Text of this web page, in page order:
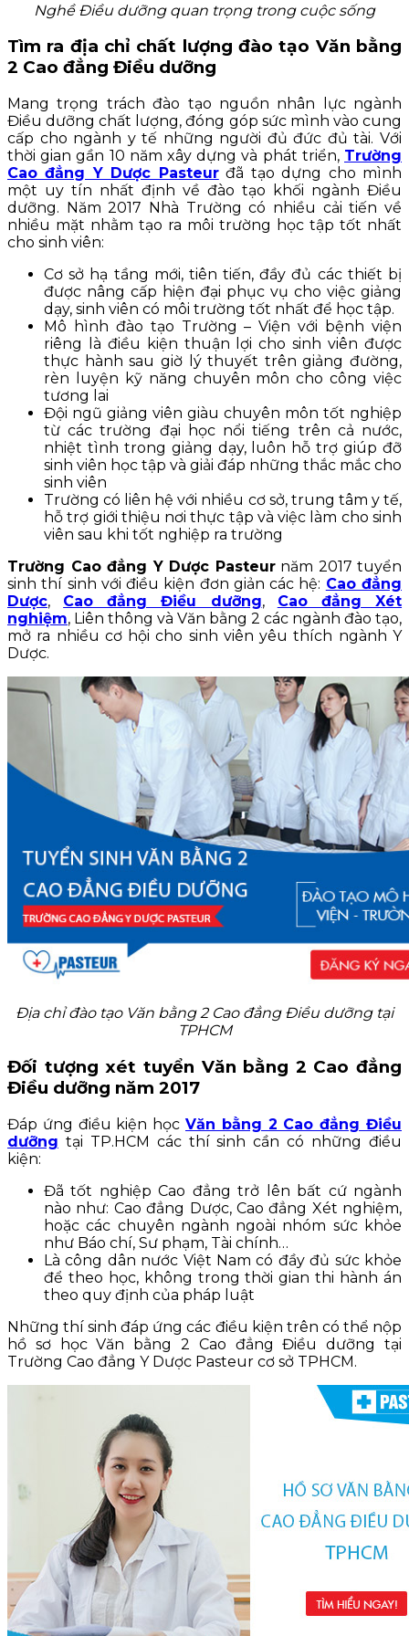
Nghề Điều dưỡng quan trọng trong cuộc sống
Tìm ra địa chỉ chất lượng đào tạo Văn bằng
2 Cao đẳng Điều dưỡng
Mang trọng trách đào tạo nguồn nhân lực ngành
Điều dưỡng chất lượng, đóng góp sức mình vào cung
cấp cho ngành y tế những người đủ đức đủ tài. Với
thời gian gần 10 năm xây dựng và phát triển, Trường
Cao đẳng Y Dược Pasteurđã tạo dựng cho mình
một uy tín nhất định về đào tạo khối ngành Điều
dưỡng. Năm 2017 Nhà Trường có nhiều cải tiến về
nhiều mặt nhằm tạo ra môi trường học tập tốt nhất
cho sinh viên:
Cơ sở hạ tầng mới, tiên tiến, đầy đủ các thiết bị
được nâng cấp hiện đại phục vụ cho việc giảng
dạy, sinh viên có môi trường tốt nhất để học tập.
Mô hình đào tạo Trường – Viện với bệnh viện
riêng là điều kiện thuận lợi cho sinh viên được
thực hành sau giờ lý thuyết trên giảng đường,
rèn luyện kỹ năng chuyên môn cho công việc
tương lai
Đội ngũ giảng viên giàu chuyên môn tốt nghiệp
từ các trường đại học nổi tiếng trên cả nước,
nhiệt tình trong giảng dạy, luôn hỗ trợ giúp đỡ
sinh viên học tập và giải đáp những thắc mắc cho
sinh viên
Trường có liên hệ với nhiều cơ sở, trung tâm y tế,
hỗ trợ giới thiệu nơi thực tập và việc làm cho sinh
viên sau khi tốt nghiệp ra trường
Trường Cao đẳng Y Dược Pasteurnăm 2017 tuyển
sinh thí sinh với điều kiện đơn giản các hệ: Cao đẳng
Dược, Cao đẳng Điều dưỡng, Cao đẳng Xét
nghiệm, Liên thông và Văn bằng 2 các ngành đào tạo,
mở ra nhiều cơ hội cho sinh viên yêu thích ngành Y
Dược.
Địa chỉ đào tạo Văn bằng 2 Cao đẳng Điều dưỡng tại
TPHCM
Đối tượng xét tuyển Văn bằng 2 Cao đẳng
Điều dưỡng năm 2017
Đáp ứng điều kiện học Văn bằng 2 Cao đẳng Điều
dưỡng tại TP.HCM các thí sinh cần có những điều
kiện:
Đã tốt nghiệp Cao đẳng trở lên bất cứ ngành
nào như: Cao đẳng Dược, Cao đẳng Xét nghiệm,
hoặc các chuyên ngành ngoài nhóm sức khỏe
như Báo chí, Sư phạm, Tài chính…
Là công dân nước Việt Nam có đầy đủ sức khỏe
để theo học, không trong thời gian thi hành án
theo quy định của pháp luật
Những thí sinh đáp ứng các điều kiện trên có thể nộp
hồ sơ học Văn bằng 2 Cao đẳng Điều dưỡng tại
Trường Cao đẳng Y Dược Pasteur cơ sở TPHCM.